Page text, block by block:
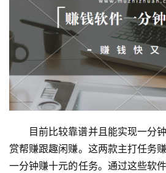
目前比较靠谱并且能实现一分
赏帮赚跟趣闲赚。这两款主打任务
一分钟赚十元的任务。通过这些软